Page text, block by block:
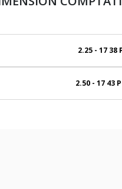
2.25 - 17 38
2.50 - 17 43